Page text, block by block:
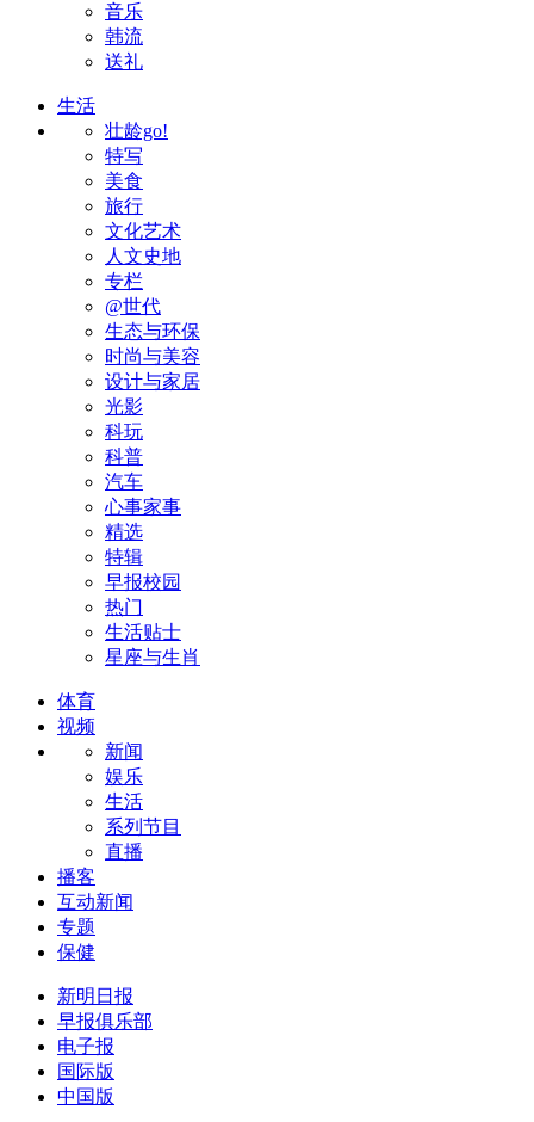
音乐
韩流
送礼
生活
壮龄go!
特写
美食
旅行
文化艺术
人文史地
专栏
@世代
生态与环保
时尚与美容
设计与家居
光影
科玩
科普
汽车
心事家事
精选
特辑
早报校园
热门
生活贴士
星座与生肖
体育
视频
新闻
娱乐
生活
系列节目
直播
播客
互动新闻
专题
保健
新明日报
早报俱乐部
电子报
国际版
中国版